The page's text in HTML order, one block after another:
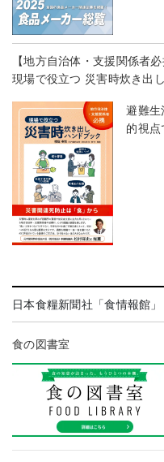
【地方自治体・支援関係者必
現場で役立つ 災害時炊き出
避難生
的視点
日本食糧新聞社「食情報館」
食の図書室